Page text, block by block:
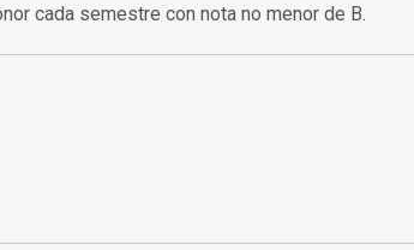
cada semestre con nota no menor de B.